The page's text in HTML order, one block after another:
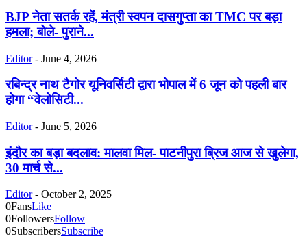
BJP नेता सतर्क रहें, मंत्री स्वपन दासगुप्ता का TMC पर बड़ा
हमला; बोले- पुराने...
Editor - June 4, 2026
रबिन्द्र नाथ टैगोर यूनिवर्सिटी द्वारा भोपाल में 6 जून को पहली बार
होगा “वेलोसिटी...
Editor - June 5, 2026
इंदौर का बड़ा बदलाव: मालवा मिल- पाटनीपुरा ब्रिज आज से खुलेगा,
30 मार्च से...
Editor - October 2, 2025
0FansLike
0FollowersFollow
0SubscribersSubscribe